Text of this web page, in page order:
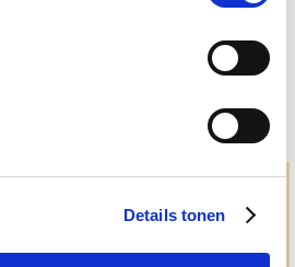
Details tonen
Paardendrogist worden we